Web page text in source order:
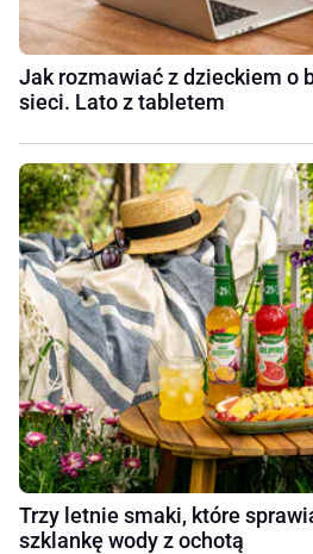
Jak rozmawiać z dzieckiem o
sieci. Lato z tabletem
Trzy letnie smaki, które
szklankę wody z ochotą